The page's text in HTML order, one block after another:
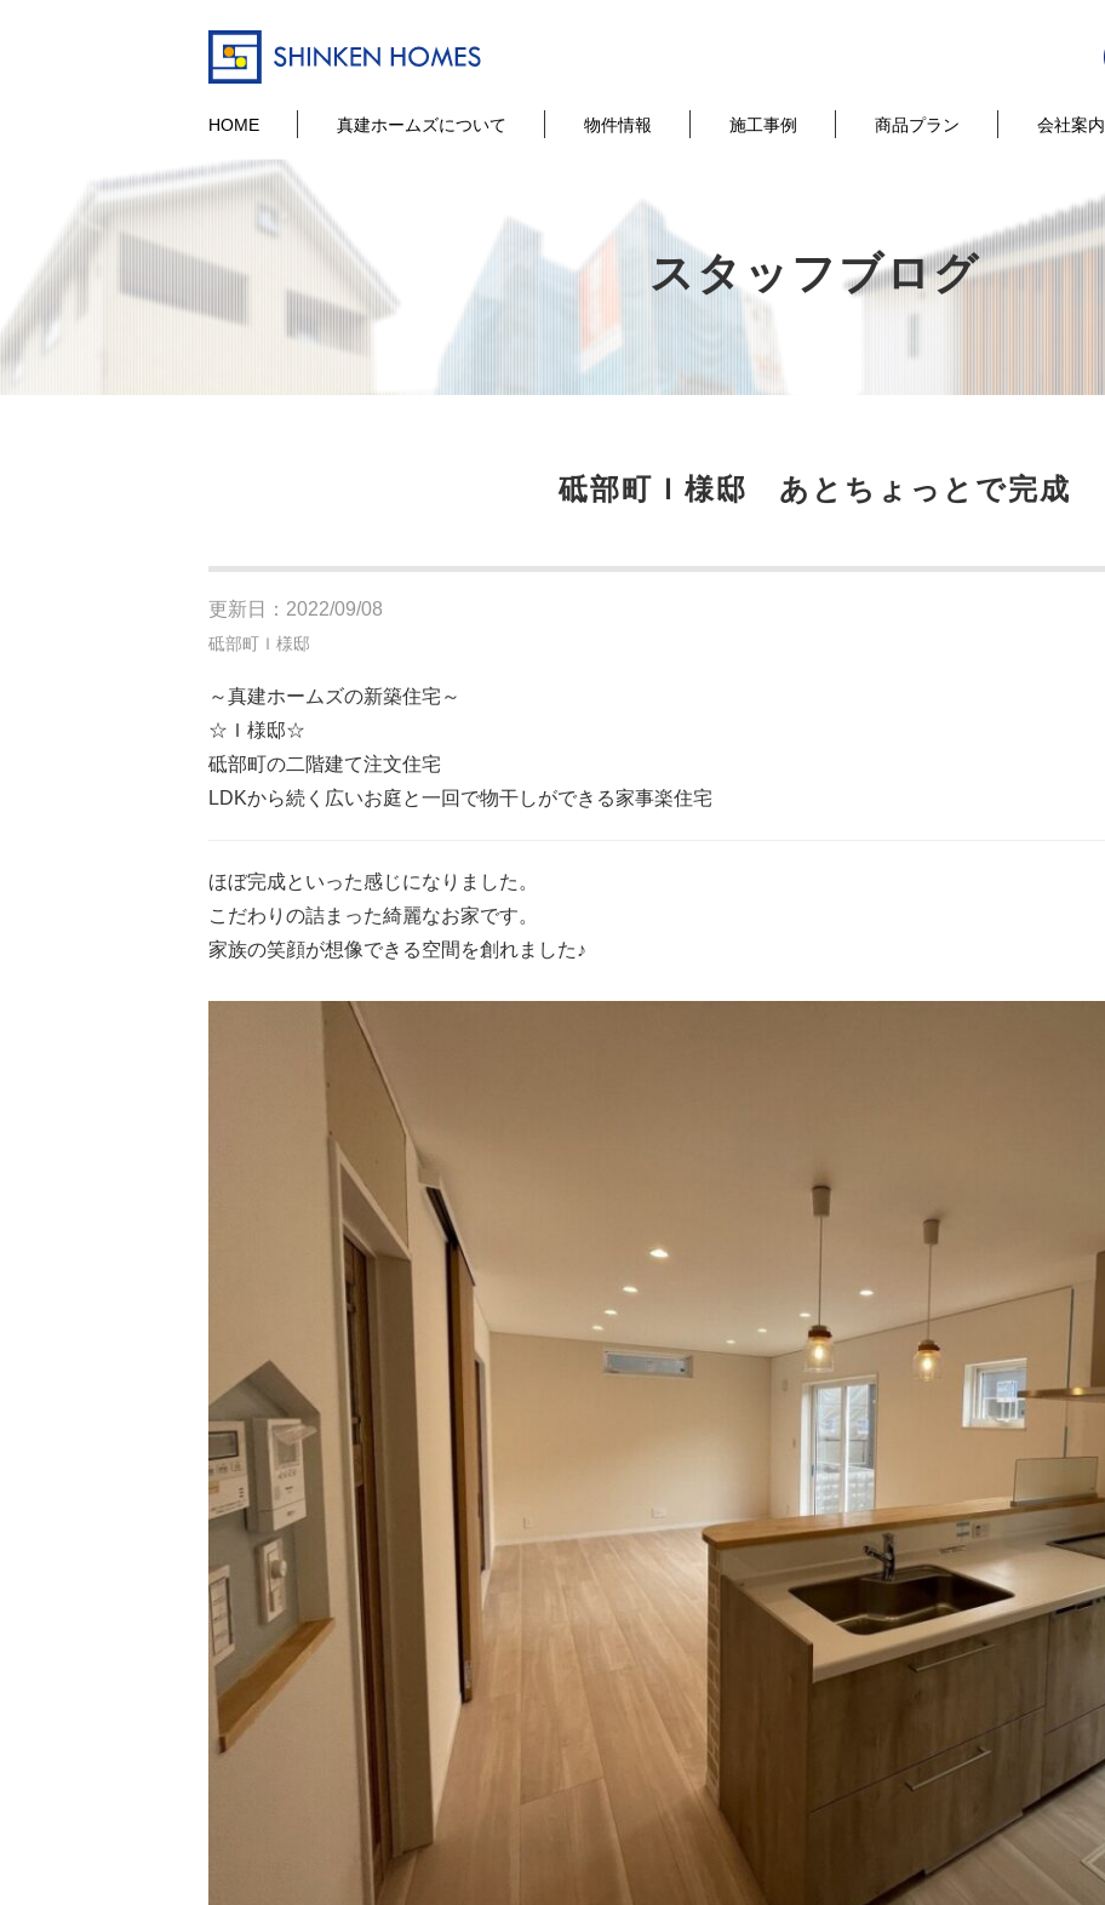
HOME 真建ホームズについて 物件情報 施工事例 商品プラン 会社案内
スタッフブログ
砥部町Ｉ様邸 あとちょっとで完成
更新日：2022/09/08
砥部町Ｉ様邸
～真建ホームズの新築住宅～
☆Ｉ様邸☆
砥部町の二階建て注文住宅
LDKから続く広いお庭と一回で物干しができる家事楽住宅
ほぼ完成といった感じになりました。
こだわりの詰まった綺麗なお家です。
家族の笑顔が想像できる空間を創れました♪